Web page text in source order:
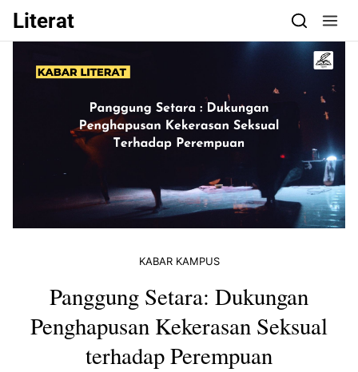
Skip to content
Literat
KABAR KAMPUS
Panggung Setara: Dukungan
Penghapusan Kekerasan Seksual
terhadap Perempuan